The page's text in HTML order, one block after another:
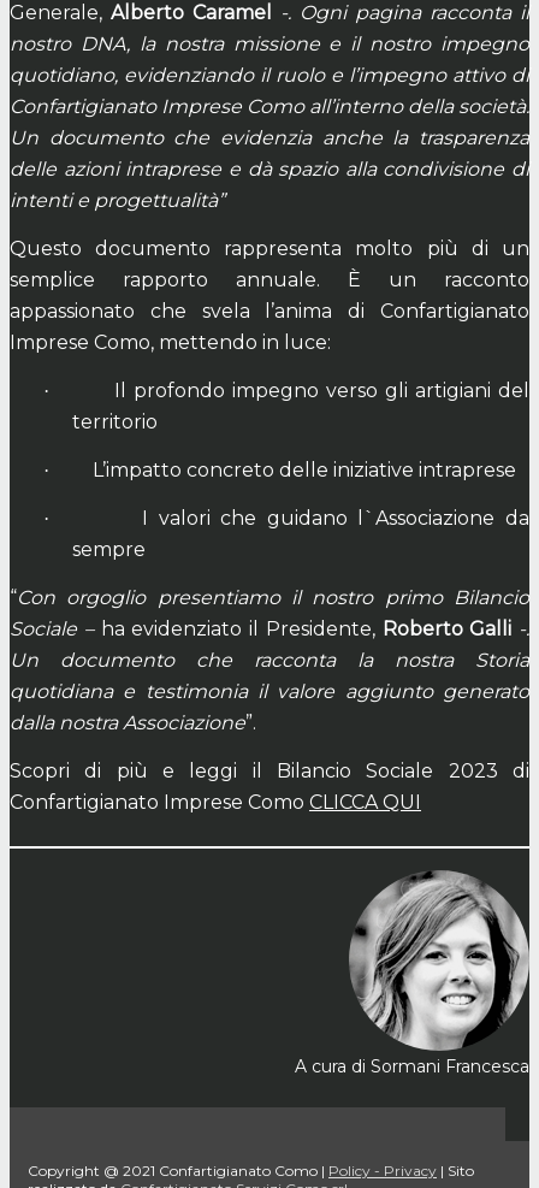
Generale, Alberto Caramel
-. Ogni pagina racconta il
nostro DNA, la nostra missione e il nostro impegno
quotidiano, evidenziando il ruolo e l’impegno attivo di
Confartigianato Imprese Como all’interno della società.
Un documento che evidenzia anche la trasparenza
delle azioni intraprese e dà spazio alla condivisione di
intenti e progettualità”
Questo documento rappresenta molto più di un
semplice rapporto annuale. È un racconto
appassionato che svela l’anima di Confartigianato
Imprese Como, mettendo in luce:
·
Il profondo impegno verso gli artigiani del
territorio
· L’impatto concreto delle iniziative intraprese
·
I valori che guidano l`Associazione da
sempre
“Con orgoglio presentiamo il nostro primo Bilancio
Sociale – ha evidenziato il Presidente, Roberto Galli -.
Un documento che racconta la nostra Storia
quotidiana e testimonia il valore aggiunto generato
dalla nostra Associazione”.
Scopri di più e leggi il Bilancio Sociale 2023 di
Confartigianato Imprese Como CLICCA QUI
A cura di Sormani Francesca
Copyright @ 2021 Confartigianato Como | Policy - Privacy | Sito